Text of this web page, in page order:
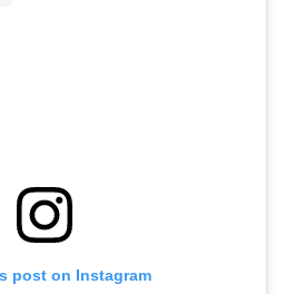
post on Instagram